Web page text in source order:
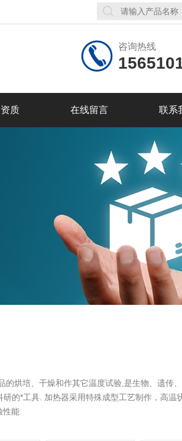
咨询热线
质 在线留言 联系
的烘培、干燥和作其它温度试验,是生物、遗传
的*工具. 加热器采用特殊成型工艺制作，高温
性能